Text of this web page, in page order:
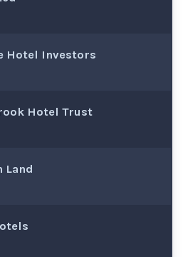
Hotel Investors
Hotel Trust
Land